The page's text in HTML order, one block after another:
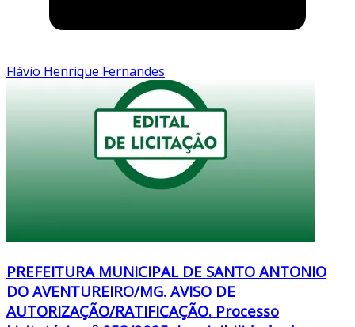
Flávio Henrique Fernandes
PREFEITURA MUNICIPAL DE SANTO ANTONIO
DO AVENTUREIRO/MG. AVISO DE
AUTORIZAÇÃO/RATIFICAÇÃO. Processo